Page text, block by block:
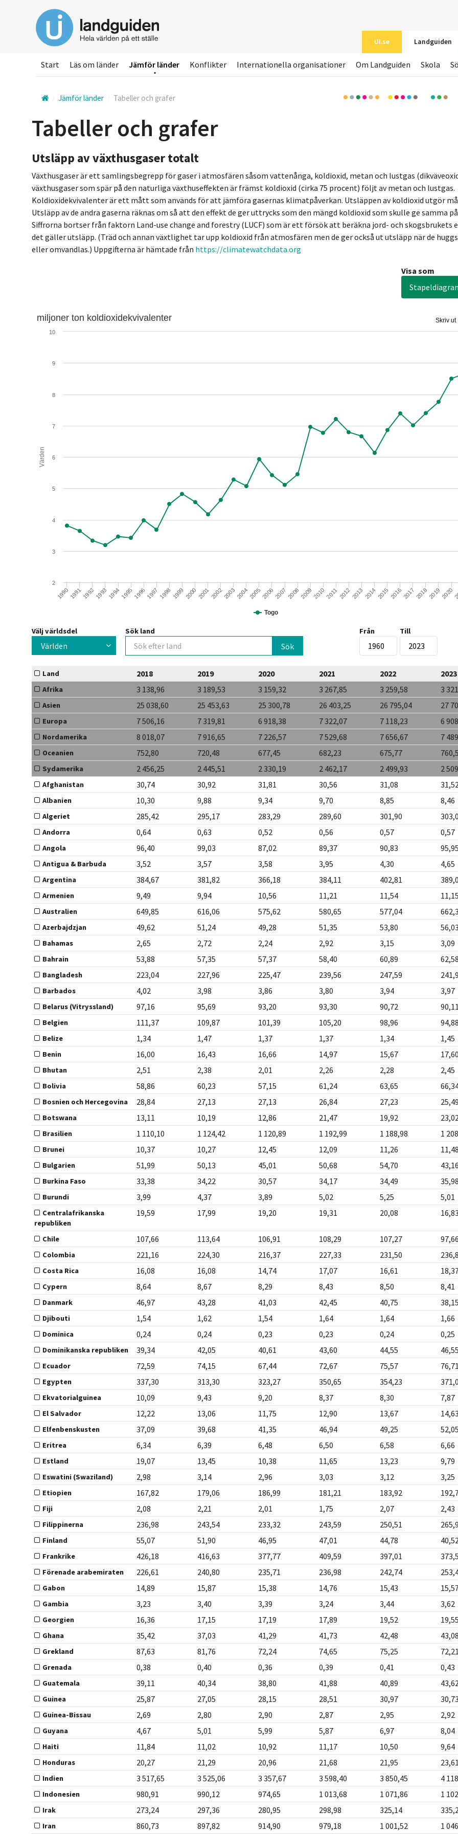
huvudinnehållet
UI.se Landguiden
Start Läs om länder Jämför länder Konflikter Internationella organisationer Om Landguiden Skola
Jämför länder Tabeller och grafer
Tabeller och grafer
Utsläpp av växthusgaser totalt
Växthusgaser är ett samlingsbegrepp för gaser i atmosfären såsom vattenånga, koldioxid, metan och lustgas
växthusgaser som spär på den naturliga växthuseffekten är främst koldioxid (cirka 75 procent) följt av metan och lustgas.
Koldioxidekvivalenter är ett mått som används för att jämföra gasernas klimatpåverkan. Utsläppen av koldioxid utgör
Utsläpp av de andra gaserna räknas om så att den effekt de ger uttrycks som den mängd koldioxid som skulle ge samma
Siffrorna bortser från faktorn Land-use change and forestry (LUCF) som är ett försök att beräkna jord- och skogsbrukets
det gäller utsläpp. (Träd och annan växtlighet tar upp koldioxid från atmosfären men de ger också ut utsläpp när de
eller omvandlas.) Uppgifterna är hämtade från https://climatewatchdata.org
Visa som
Skriv ut
Värden
miljoner ton koldioxidekvivalenter
Togo
19901991199219931994199519961997 1998 1999 2000 2001200220032004200520062007 200820092010201120122013 2014 2015 20162017 201820192020
2
3
4
5
6
7
8
9
10
Välj världsdel
Världen
Sök land Från Till
Land 2018 2019 2020 2021 2022 2023
Afrika 3 138,96 3 189,53 3 159,32 3 267,85 3 259,58 3
Asien 25 038,60 25 453,63 25 300,78 26 403,25 26 795,04 27
Europa 7 506,16 7 319,81 6 918,38 7 322,07 7 118,23 6
Nordamerika 8 018,07 7 916,65 7 226,57 7 529,68 7 656,67 7
Oceanien 752,80 720,48 677,45 682,23 675,77
Sydamerika 2 456,25 2 445,51 2 330,19 2 462,17 2 499,93 2
Afghanistan 30,74 30,92 31,81 30,56 31,08 31,52
Albanien 10,30 9,88 9,34 9,70 8,85 8,46
Algeriet 285,42 295,17 283,29 289,60 301,90
Andorra 0,64 0,63 0,52 0,56 0,57 0,57
Angola 96,40 99,03 87,02 89,37 90,83 95,95
Antigua & Barbuda 3,52 3,57 3,58 3,95 4,30 4,65
Argentina 384,67 381,82 366,18 384,11 402,81
Armenien 9,49 9,94 10,56 11,21 11,54 11,15
Australien 649,85 616,06 575,62 580,65 577,04
Azerbajdzjan 49,62 51,24 49,28 51,35 53,80 56,03
Bahamas 2,65 2,72 2,24 2,92 3,15 3,09
Bahrain 53,88 57,35 57,37 58,40 60,89 62,58
Bangladesh 223,04 227,96 225,47 239,56 247,59
Barbados 4,02 3,98 3,86 3,80 3,94 3,97
Belarus (Vitryssland) 97,16 95,69 93,20 93,30 90,72 90,11
Belgien 111,37 109,87 101,39 105,20 98,96 94,88
Belize 1,34 1,47 1,37 1,37 1,34 1,45
Benin 16,00 16,43 16,66 14,97 15,67 17,60
Bhutan 2,51 2,38 2,01 2,26 2,28 2,45
Bolivia 58,86 60,23 57,15 61,24 63,65
Bosnien och Hercegovina 28,84 27,13 27,13 26,84 27,23 25,49
Botswana 13,11 10,19 12,86 21,47 19,92 23,02
Brasilien 1 110,10 1 124,42 1 120,89 1 192,99 1 188,98 1
Brunei 10,37 10,27 12,45 12,09 11,26 11,48
Bulgarien 51,99 50,13 45,01 50,68 54,70 43,16
Burkina Faso 33,38 34,22 30,57 34,17 34,49 35,98
Burundi 3,99 4,37 3,89 5,02 5,25 5,01
Centralafrikanska
republiken
19,59 17,99 19,20 19,31 20,08 16,83
Chile 107,66 113,64 106,91 108,29 107,27 97,66
Colombia 221,16 224,30 216,37 227,33 231,50
Costa Rica 16,08 16,08 14,74 17,07 16,61
Cypern 8,64 8,67 8,29 8,43 8,50 8,41
Danmark 46,97 43,28 41,03 42,45 40,75 38,15
Djibouti 1,54 1,62 1,54 1,64 1,64 1,66
Dominica 0,24 0,24 0,23 0,23 0,24 0,25
Dominikanska republiken 39,34 42,05 40,61 43,60 44,55 46,55
Ecuador 72,59 74,15 67,44 72,67 75,57 76,71
Egypten 337,30 313,30 323,27 350,65 354,23
Ekvatorialguinea 10,09 9,43 9,20 8,37 8,30 7,87
El Salvador 12,22 13,06 11,75 12,90 13,67 14,63
Elfenbenskusten 37,09 39,68 41,35 46,94 49,25 52,05
Eritrea 6,34 6,39 6,48 6,50 6,58 6,66
Estland 19,07 13,45 10,38 11,65 13,23 9,79
Eswatini (Swaziland) 2,98 3,14 2,96 3,03 3,12 3,25
Etiopien 167,82 179,06 186,99 181,21 183,92
Fiji 2,08 2,21 2,01 1,75 2,07 2,43
Filippinerna 236,98 243,54 233,32 243,59 250,51
Finland 55,07 51,90 46,95 47,01 44,78 40,52
Frankrike 426,18 416,63 377,77 409,59 397,01
Förenade arabemiraten 226,61 240,80 235,71 236,98 242,74
Gabon 14,89 15,87 15,38 14,76 15,43
Gambia 3,23 3,40 3,39 3,24 3,44 3,62
Georgien 16,36 17,15 17,19 17,89 19,52 19,55
Ghana 35,42 37,03 41,29 41,73 42,48 43,08
Grekland 87,63 81,76 72,24 74,65 75,25 72,21
Grenada 0,38 0,40 0,36 0,39 0,41 0,43
Guatemala 39,11 40,34 38,80 41,88 40,89 43,62
Guinea 25,87 27,05 28,15 28,51 30,97 30,73
Guinea-Bissau 2,69 2,80 2,90 2,87 2,95 2,92
Guyana 4,67 5,01 5,99 5,87 6,97 8,04
Haiti 11,84 11,02 10,92 11,17 10,50 9,64
Honduras 20,27 21,29 20,96 21,68 21,95 23,61
Indien 3 517,65 3 525,06 3 357,67 3 598,40 3 850,45 4
Indonesien 980,91 990,12 974,65 1 013,68 1 071,86 1
Irak 273,24 297,36 280,95 298,98 325,14
Iran 860,73 897,82 914,90 979,18 1 001,52 1